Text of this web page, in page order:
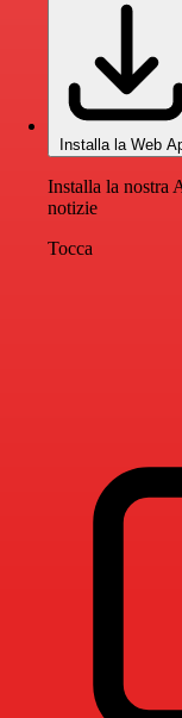
Installa la Web
Installa la nostra
notizie
Tocca